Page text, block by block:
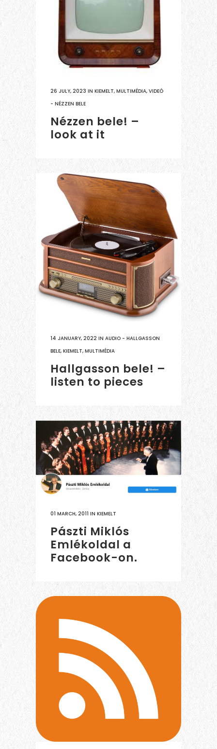
26 JULY, 2023 IN KIEMELT, MULTIMÉDIA, VIDEÓ
- NÉZZEN BELE
Nézzen bele! –
look at it
14 JANUARY, 2022 IN AUDIO - HALLGASSON
BELE, KIEMELT, MULTIMÉDIA
Hallgasson bele! –
listen to pieces
01 MARCH, 2011 IN KIEMELT
Pászti Miklós
Emlékoldal a
Facebook-on.